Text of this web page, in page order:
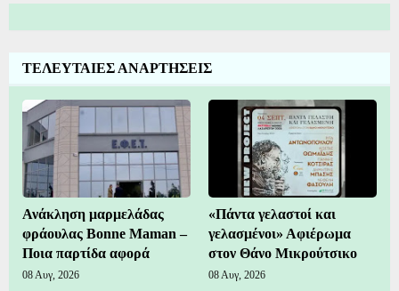
ΤΕΛΕΥΤΑΙΕΣ ΑΝΑΡΤΗΣΕΙΣ
Ανάκληση μαρμελάδας
φράουλας Bonne Maman –
Ποια παρτίδα αφορά
08 Αυγ, 2026
«Πάντα γελαστοί και
γελασμένοι» Αφιέρωμα
στον Θάνο Μικρούτσικο
08 Αυγ, 2026